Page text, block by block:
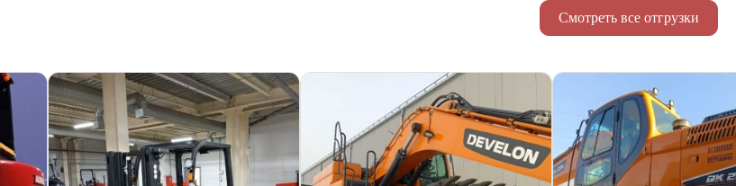
Смотреть все отгрузки